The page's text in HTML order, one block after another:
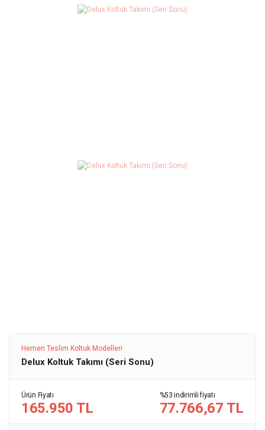
Hemen Teslim Koltuk Modelleri
Delux Koltuk Takımı (Seri Sonu)
Ürün Fiyatı
165.950 TL
%53 indirimli fiyatı
77.766,67 TL